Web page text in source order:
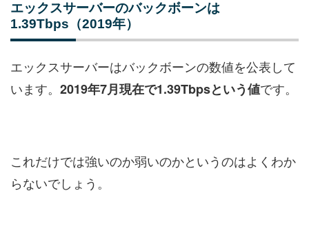
エックスサーバーのバックボーンは
1.39Tbps（2019年）
エックスサーバーはバックボーンの数値を公表して
います。 2019年7月現在で1.39Tbpsという値です。
これだけでは強いのか弱いのかというのはよくわか
らないでしょう。